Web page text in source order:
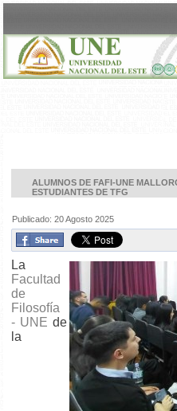
ALUMNOS DE FAFI-UNE
ESTUDIANTES DE TFG
Publicado: 20 Agosto 2025
La
Facultad
de
Filosofía
- UNE de
la